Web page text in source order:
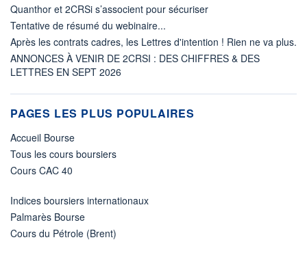
Quanthor et 2CRSi s’associent pour sécuriser
Tentative de résumé du webinaire...
Après les contrats cadres, les Lettres d'intention ! Rien ne va plus.
ANNONCES À VENIR DE 2CRSI : DES CHIFFRES & DES
LETTRES EN SEPT 2026
PAGES LES PLUS POPULAIRES
Accueil Bourse
Tous les cours boursiers
Cours CAC 40
Indices boursiers internationaux
Palmarès Bourse
Cours du Pétrole (Brent)